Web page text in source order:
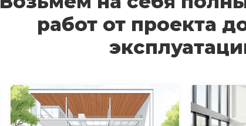
работ от проекта